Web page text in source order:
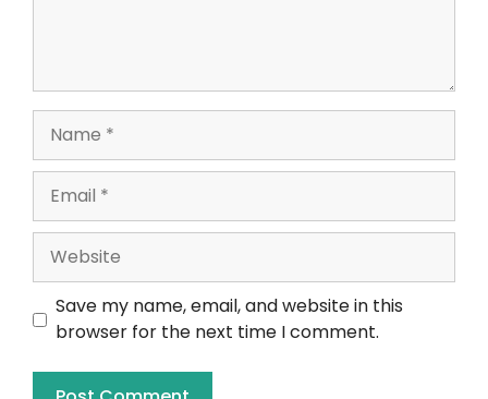
Save my name, email, and website in this
browser for the next time I comment.